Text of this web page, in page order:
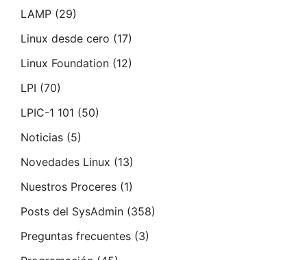
LAMP (29)
Linux desde cero (17)
Linux Foundation (12)
LPI (70)
LPIC-1 101 (50)
Noticias (5)
Novedades Linux (13)
Nuestros Proceres (1)
Posts del SysAdmin (358)
Preguntas frecuentes (3)